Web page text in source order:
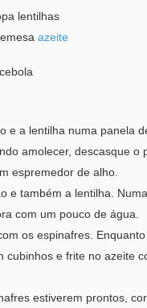
lentilhas
azeite
cebola
e a lentilha numa panela
amolecer, descasque o
espremedor de alho.
e também a lentilha.
com um pouco de água.
os espinafres.
cubinhos e frite no azeite
estiverem prontos,